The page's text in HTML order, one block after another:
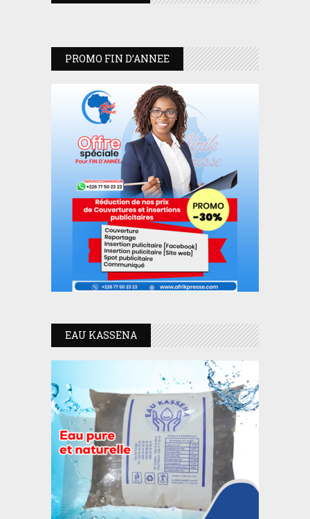
PROMO FIN D’ANNEE
EAU KASSENA